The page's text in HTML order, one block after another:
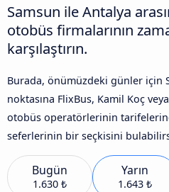
Samsun ile Antalya
otobüs firmalarının
karşılaştırın.
Burada, önümüzdeki günler için
noktasına FlixBus, Kamil Koç
otobüs operatörlerinin
seferlerinin bir seçkisini
Bugün
1.630 ₺
Yarın
1.643 ₺